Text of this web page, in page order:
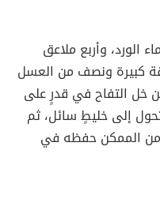
الورد، وأربع ملاعق
كبيرة ونصف من العسل
خل التفاح في قدرٍ على
إلى خليطٍ سائل، ثم
الممكن حفظه في